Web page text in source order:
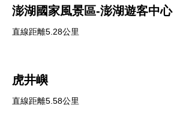
澎湖國家風景區-澎湖遊客中心
直線距離5.28公里
虎井嶼
直線距離5.58公里